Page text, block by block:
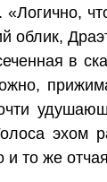
облик,
в
эхом
то же